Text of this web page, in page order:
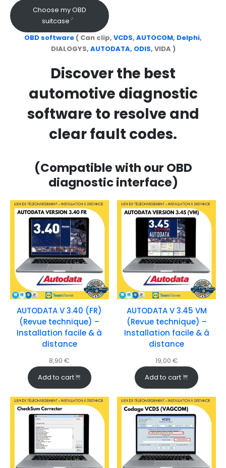
Choose my OBD
suitcase
OBD software ( Can clip, VCDS, AUTOCOM, Delphi,
DIALOGYS, AUTODATA, ODIS, VIDA )
Discover the best
automotive diagnostic
software to resolve and
clear fault codes.
(Compatible with our OBD
diagnostic interface)
AUTODATA V 3.40 (FR)
(Revue technique) –
Installation facile & à
distance
8,90€
Add to cart
AUTODATA V 3.45 VM
(Revue technique) –
Installation facile & à
distance
19,00 €
Add to cart